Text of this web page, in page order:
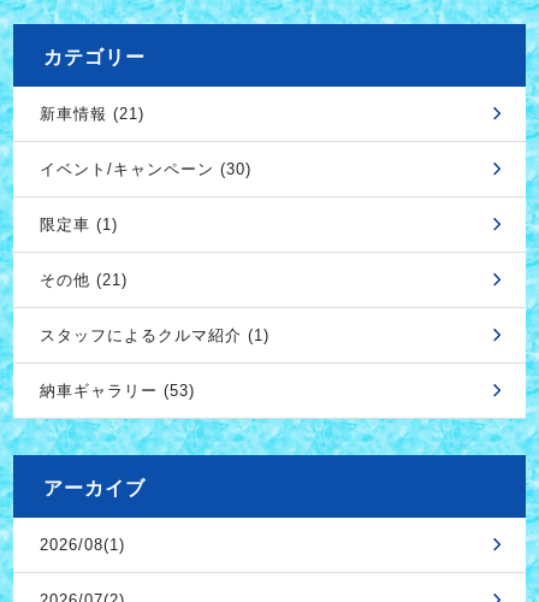
カテゴリー
新車情報 (21)
イベント/キャンペーン (30)
限定車 (1)
その他 (21)
スタッフによるクルマ紹介 (1)
納車ギャラリー (53)
アーカイブ
2026/08(1)